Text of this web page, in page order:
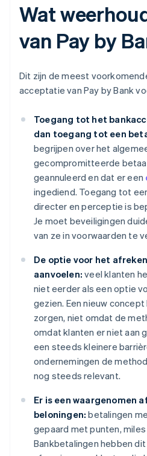
Wat
van Pay by
Dit zijn de meest
acceptatie van Pay by Bank
Toegang tot het
dan toegang tot een
begrijpen over het
gecompromitteerde
geannuleerd en dat er een
ingediend. Toegang tot
directer en perceptie is
Je moet beveiligingen
van ze in voorwaarden te
De optie voor het
aanvoelen: veel klanten
niet eerder als een optie
gezien. Een nieuw
zorgen, niet omdat de
omdat klanten er niet aan
een steeds kleinere
ondernemingen de
nog steeds relevant.
Er is een waargenomen
beloningen: betalingen
gepaard met punten,
Bankbetalingen hebben